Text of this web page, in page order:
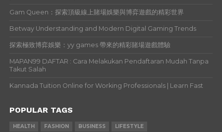
Gam Queen：探索頂級線上賭場娛樂與博弈遊戲的精彩世界
Betway Understanding and Modern Digital Gaming Trends
探索極致博弈娛樂：yy games 帶來的精彩賭場遊戲體驗
MAPAN99 DAFTAR : Cara Melakukan Pendaftaran Mudah Tanpa
Takut Salah
Kannada Tuition Online for Working Professionals | Learn Fast
POPULAR TAGS
HEALTH FASHION BUSINESS LIFESTYLE